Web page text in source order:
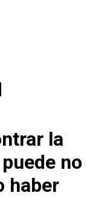
la
no
haber